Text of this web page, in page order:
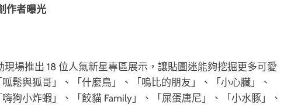
作者曝光
場推出 18 位人氣新星專區展示，讓貼圖迷能夠挖掘更多可愛
鬆與狐哥」、「什麼鳥」、「嗚比的朋友」、「小心臟」、
狗小炸蝦」、「餃貓 Family」、「屎蛋唐尼」、「小水豚」、